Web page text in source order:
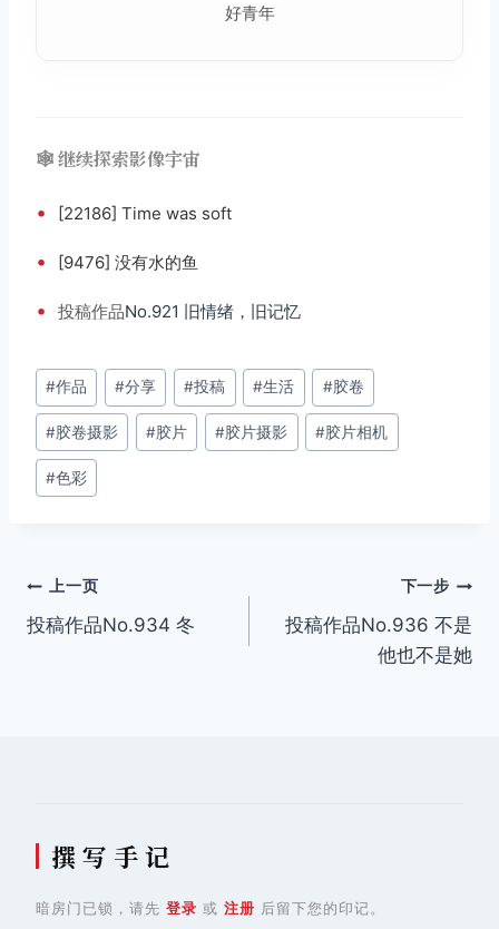
好青年
🕸️ 继续探索影像宇宙
• [22186] Time was soft
• [9476] 没有水的鱼
• 投稿作品No.921 旧情绪，旧记忆
文
章
标
签：
#作品 #分享 #投稿 #生活 #胶卷
#胶卷摄影 #胶片 #胶片摄影 #胶片相机
#色彩
文
章
上一页
投稿作品No.934 冬
下一步
投稿作品No.936 不是
他也不是她
撰 写 手 记
暗房门已锁，请先 登录 或 注册 后留下您的印记。